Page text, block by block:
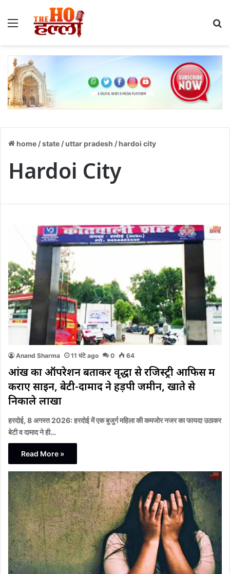
home /state /uttar pradesh /hardoi city
Hardoi City
Anand Sharma 11 घंटे ago 0 64
आंख का ऑपरेशन बताकर वृद्धा से रजिस्ट्री आफिस में
कराए साइन, बेटी-दामाद ने हड़पी जमीन, खाते से
निकाले लाखों
हरदोई, 8 अगस्त 2026: हरदोई में एक बुजुर्ग महिला की कमजोर नजर का फायदा उठाकर
बेटी व दामाद ने ही…
Read More »